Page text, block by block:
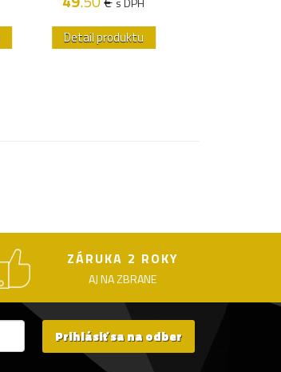
Detail produktu
ZÁRUKA 2 ROKY
AJ NA ZBRANE
Prihlásiť sa na odber